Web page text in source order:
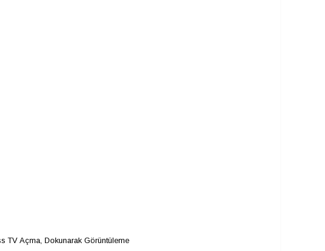
TV Açma, Dokunarak Görüntüleme